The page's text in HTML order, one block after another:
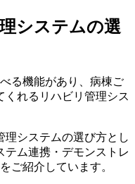
システムの選
る機能があり、病棟ご
くれるリハビリ管理シス
理システムの選び方とし
テム連携・デモンストレ
ご紹介しています。